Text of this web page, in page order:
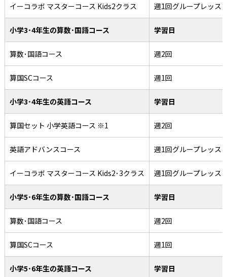
イーコラボ マスターコース Kids2クラス 週1回グループレッス
小学3･4年生の算数･国語コース 学習日
算数･国語コース 週2回
算国SCコース 週1回
小学3･4年生の英語コース 学習日
算国セット 小学英語コース ※1 週2回
英語アドバンスコース 週1回グループレッス
イーコラボ マスターコース Kids2･3クラス 週1回グループレッス
小学5･6年生の算数･国語コース 学習日
算数･国語コース 週2回
算国SCコース 週1回
小学5･6年生の英語コース 学習日